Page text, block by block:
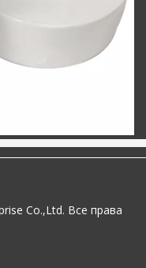
Co.,Ltd. Все права